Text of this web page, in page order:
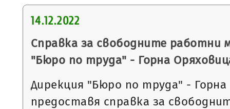
14.12.2022
Справка за свободните работни
"Бюро по труда" - Горна
Дирекция "Бюро по труда" -
предоставя справка за